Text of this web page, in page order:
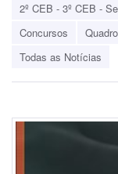
2º CEB - 3º CEB -
Concursos
Todas as Notícias